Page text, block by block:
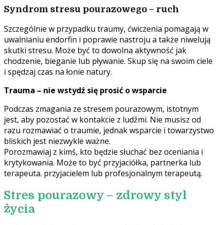
Syndrom stresu pourazowego – ruch
Szczególnie w przypadku traumy, ćwiczenia pomagają w
uwalnianiu endorfin i poprawie nastroju a także niwelują
skutki stresu. Może być to dowolna aktywność jak
chodzenie, bieganie lub pływanie. Skup się na swoim ciele
i spędzaj czas na łonie natury.
Trauma – nie wstydź się prosić o wsparcie
Podczas zmagania ze stresem pourazowym, istotnym
jest, aby pozostać w kontakcie z ludźmi. Nie musisz od
razu rozmawiać o traumie, jednak wsparcie i towarzystwo
bliskich jest niezwykle ważne.
Porozmawiaj z kimś, kto będzie słuchać bez oceniania i
krytykowania. Może to być przyjaciółka, partnerka lub
terapeuta. przyjacielem lub profesjonalnym terapeutą.
Stres pourazowy – zdrowy styl
życia